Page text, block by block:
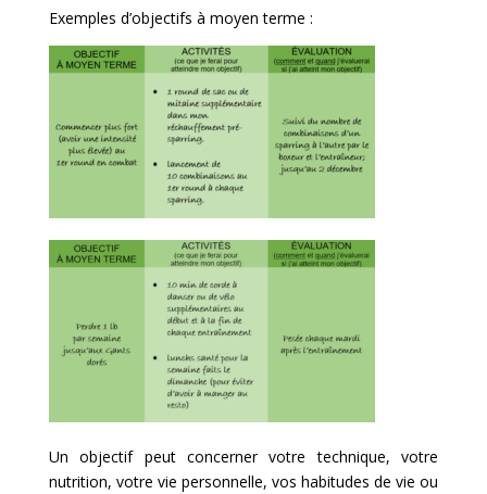
Exemples d’objectifs à moyen terme :
Un objectif peut concerner votre technique, votre
nutrition, votre vie personnelle, vos habitudes de vie ou